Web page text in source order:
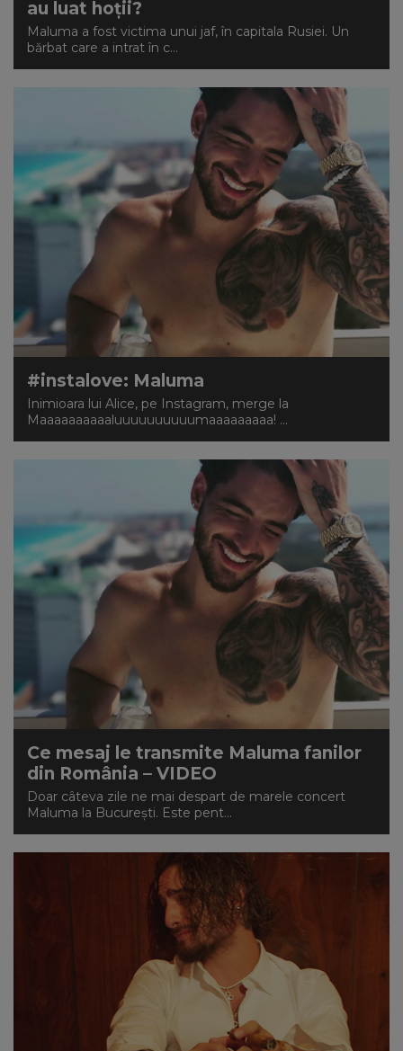
au luat hoții?
Maluma a fost victima unui jaf, în capitala Rusiei. Un
bărbat care a intrat în c...
#instalove: Maluma
Inimioara lui Alice, pe Instagram, merge la
Maaaaaaaaaaluuuuuuuuuumaaaaaaaaa! ...
Ce mesaj le transmite Maluma fanilor
din România – VIDEO
Doar câteva zile ne mai despart de marele concert
Maluma la București. Este pent...